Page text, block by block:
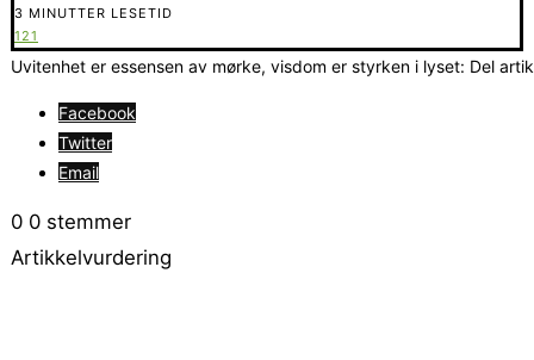
3 MINUTTER LESETID
121
Uvitenhet er essensen av mørke, visdom er styrken i lyset: Del
Facebook
Twitter
Email
0 0 stemmer
Artikkelvurdering